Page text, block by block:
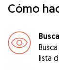
Cómo
lista